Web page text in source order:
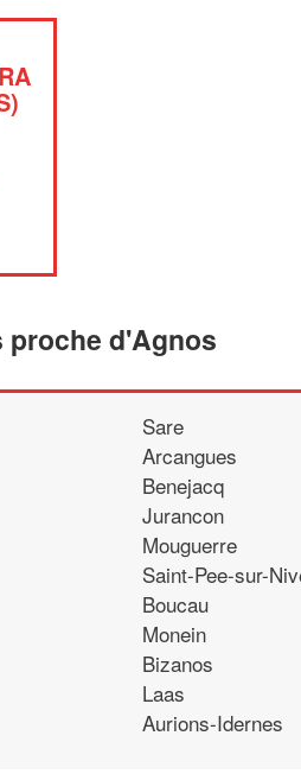
proche d'Agnos
Sare
Arcangues
Benejacq
Jurancon
Mouguerre
Saint-Pee-sur-
Boucau
Monein
Bizanos
Laas
Aurions-Idernes